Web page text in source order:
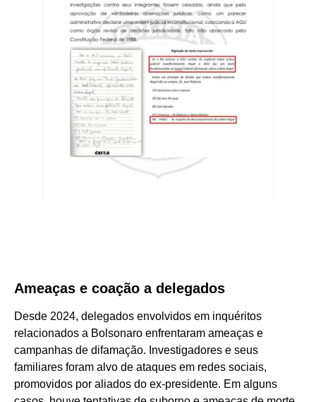
Ameaças e coação a delegados
Desde 2024, delegados envolvidos em inquéritos
relacionados a Bolsonaro enfrentaram ameaças e
campanhas de difamação. Investigadores e seus
familiares foram alvo de ataques em redes sociais,
promovidos por aliados do ex-presidente. Em alguns